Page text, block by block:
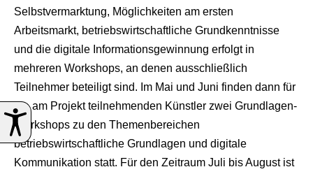
Selbstvermarktung, Möglichkeiten am ersten
Arbeitsmarkt, betriebswirtschaftliche Grundkenntnisse
und die digitale Informationsgewinnung erfolgt in
mehreren Workshops, an denen ausschließlich
Teilnehmer beteiligt sind. Im Mai und Juni finden dann für
die am Projekt teilnehmenden Künstler zwei Grundlagen-
Workshops zu den Themenbereichen
betriebswirtschaftliche Grundlagen und digitale
Kommunikation statt. Für den Zeitraum Juli bis August ist